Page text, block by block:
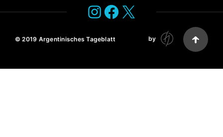
Instagram
Facebook
X
© 2019 Argentinisches Tageblatt by